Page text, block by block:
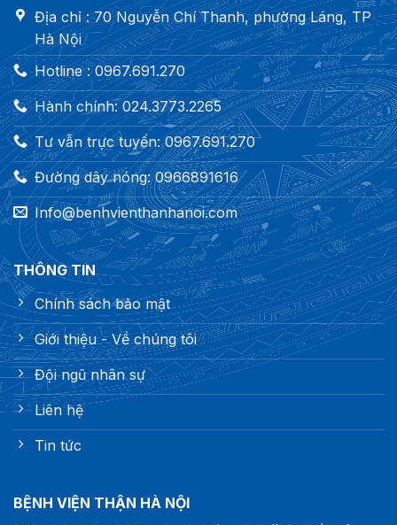
Địa chỉ : 70 Nguyễn Chí Thanh, phường Láng, TP
Hà Nội
Hotline : 0967.691.270
Hành chính: 024.3773.2265
Tư vẫn trực tuyến: 0967.691.270
Đường dây nóng: 0966891616
Info@benhvienthanhanoi.com
THÔNG TIN
Chính sách bảo mật
Giới thiệu - Về chúng tôi
Đội ngũ nhân sự
Liên hệ
Tin tức
BỆNH VIỆN THẬN HÀ NỘI